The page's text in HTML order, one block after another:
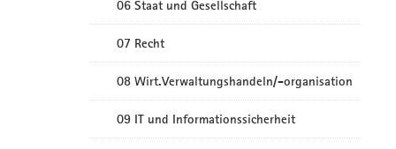
06 Staat und Gesellschaft
07 Recht
08 Wirt.Verwaltungshandeln/-organisation
09 IT und Informationssicherheit